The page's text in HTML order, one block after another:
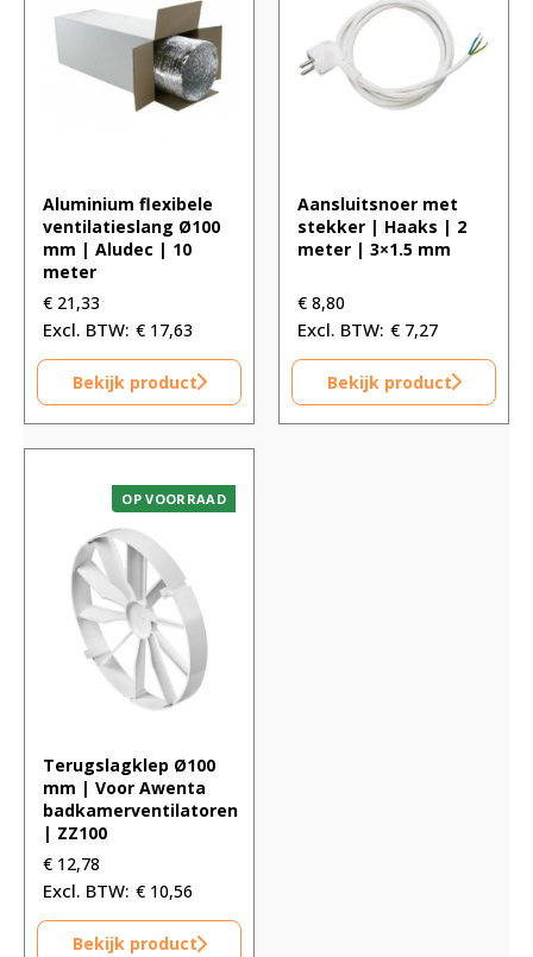
Aluminium flexibele
ventilatieslang Ø100
mm | Aludec | 10
meter
€ 21,33
€ 17,63
Bekijk product
Aansluitsnoer met
stekker | Haaks | 2
meter | 3×1.5 mm
€ 8,80
€ 7,27
Bekijk product
OP VOORRAAD
Terugslagklep Ø100
mm | Voor Awenta
badkamerventilatoren
| ZZ100
€ 12,78
€ 10,56
Bekijk product